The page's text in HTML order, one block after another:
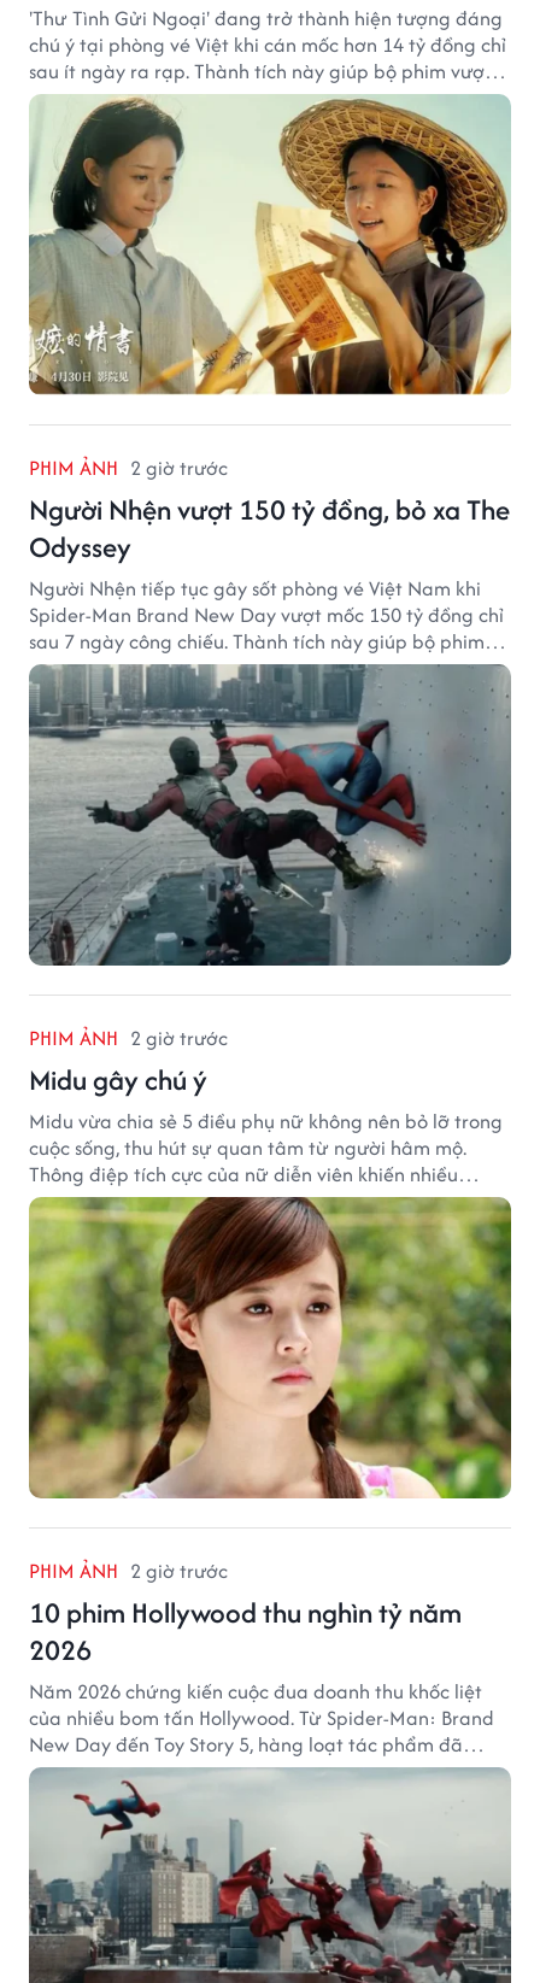
'Thư Tình Gửi Ngoại' đang trở thành hiện tượng đáng
chú ý tại phòng vé Việt khi cán mốc hơn 14 tỷ đồng chỉ
sau ít ngày ra rạp. Thành tích này giúp bộ phim vượt
kỳ vọng ban đầu và duy trì sức hút giữa cuộc cạnh
tranh của nhiều tác phẩm lớn.
PHIM ẢNH 2 giờ trước
Người Nhện vượt 150 tỷ đồng, bỏ xa The
Odyssey
Người Nhện tiếp tục gây sốt phòng vé Việt Nam khi
Spider-Man Brand New Day vượt mốc 150 tỷ đồng chỉ
sau 7 ngày công chiếu. Thành tích này giúp bộ phim
của Tom Holland tạo khoảng cách đáng kể với The
Odyssey trên đường đua doanh thu.
PHIM ẢNH 2 giờ trước
Midu gây chú ý
Midu vừa chia sẻ 5 điều phụ nữ không nên bỏ lỡ trong
cuộc sống, thu hút sự quan tâm từ người hâm mộ.
Thông điệp tích cực của nữ diễn viên khiến nhiều
người đồng cảm khi nhìn lại hành trình sự nghiệp và
hạnh phúc hiện tại của cô.
PHIM ẢNH 2 giờ trước
10 phim Hollywood thu nghìn tỷ năm
2026
Năm 2026 chứng kiến cuộc đua doanh thu khốc liệt
của nhiều bom tấn Hollywood. Từ Spider-Man: Brand
New Day đến Toy Story 5, hàng loạt tác phẩm đã
mang về hàng chục nghìn tỷ đồng và tạo nên những
cột mốc đáng nhớ tại phòng vé toàn cầu.